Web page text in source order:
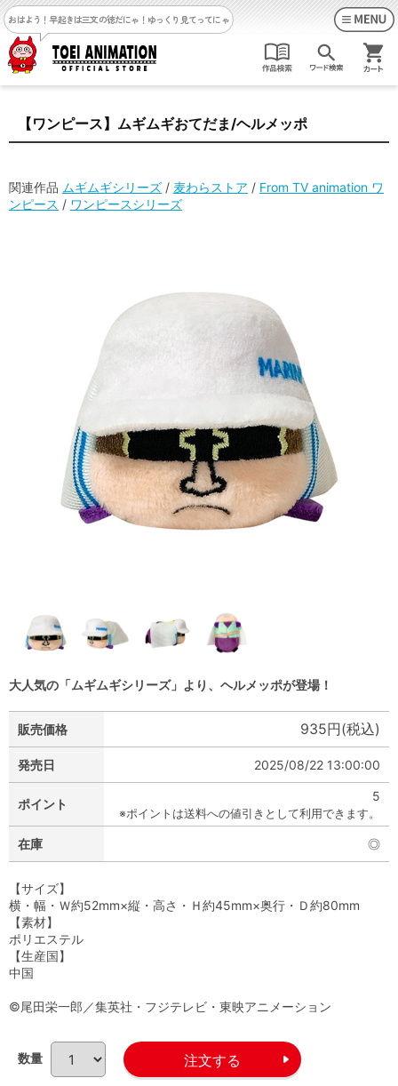
おはよう！早起きは三文の徳だにゃ！ ゆっくり見てってにゃ
【ワンピース】ムギムギおてだま/ヘルメッポ
関連作品 ムギムギシリーズ / 麦わらストア / From TV animation ワ
ンピース / ワンピースシリーズ
大人気の「ムギムギシリーズ」より、ヘルメッポが登場！
販売価格 935円(税込)
発売日 2025/08/22 13:00:00
ポイント
5
※ポイントは送料への値引きとして利用できます。
在庫 ◎
【サイズ】
横・幅・Ｗ約52mm×縦・高さ・Ｈ約45mm×奥行・Ｄ約80mm
【素材】
ポリエステル
【生産国】
中国
©尾田栄一郎／集英社・フジテレビ・東映アニメーション
数量